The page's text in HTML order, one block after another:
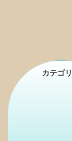
カテゴ